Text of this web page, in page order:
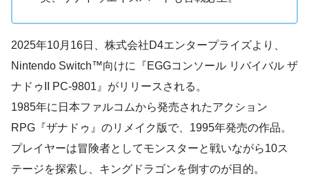
2025年10月16日、株式会社D4エンタープライズより、
Nintendo Switch™向けに『EGGコンソール リバイバル ザ
ナドゥII PC-9801』がリリースされる。
1985年に日本ファルコムから発売されたアクション
RPG『ザナドゥ』のリメイク版で、1995年発売の作品。
プレイヤーは冒険者としてモンスターと戦いながら10ス
テージを探索し、キングドラゴンを倒すのが目的。